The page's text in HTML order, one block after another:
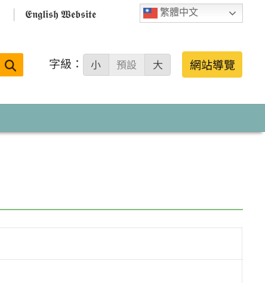
繁體中文
𝕰𝖓𝖌𝖑𝖎𝖘𝖍 𝖂𝖊𝖇𝖘𝖎𝖙𝖊
搜
字級： 小 預設 大 網站導覽